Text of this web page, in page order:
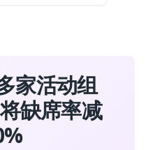
家活动组
缺席率减